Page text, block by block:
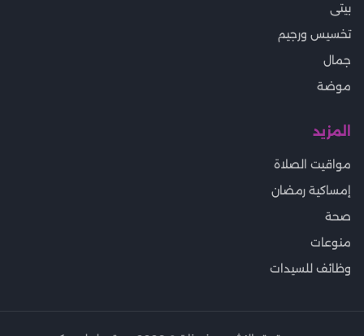
بيتى
تخسيس ورجيم
جمال
موضة
المزيد
مواقيت الصلاة
إمساكية رمضان
صحة
منوعات
وظائف للسيدات